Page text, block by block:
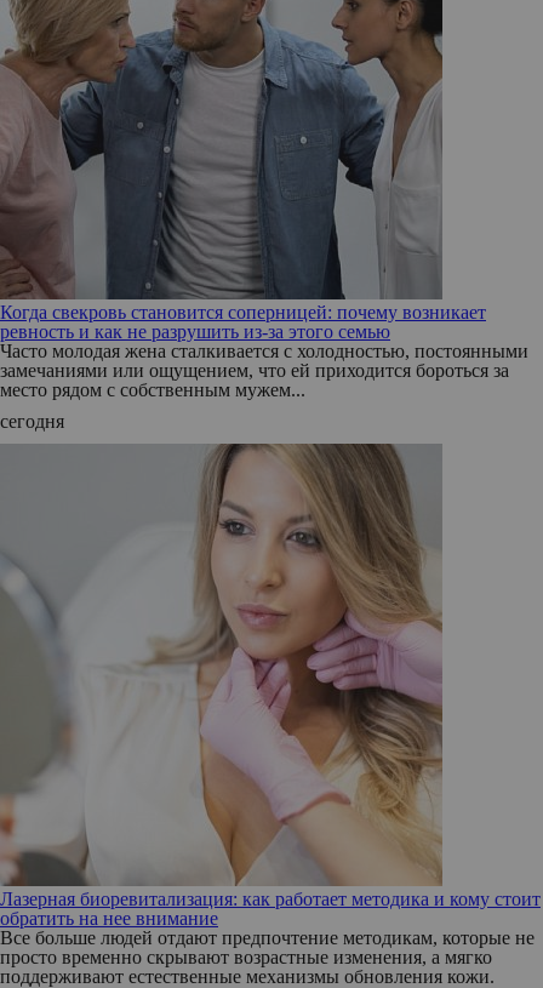
Когда свекровь становится соперницей: почему возникает
ревность и как не разрушить из-за этого семью
Часто молодая жена сталкивается с холодностью, постоянными
замечаниями или ощущением, что ей приходится бороться за
место рядом с собственным мужем...
сегодня
Лазерная биоревитализация: как работает методика и кому стоит
обратить на нее внимание
Все больше людей отдают предпочтение методикам, которые не
просто временно скрывают возрастные изменения, а мягко
поддерживают естественные механизмы обновления кожи.